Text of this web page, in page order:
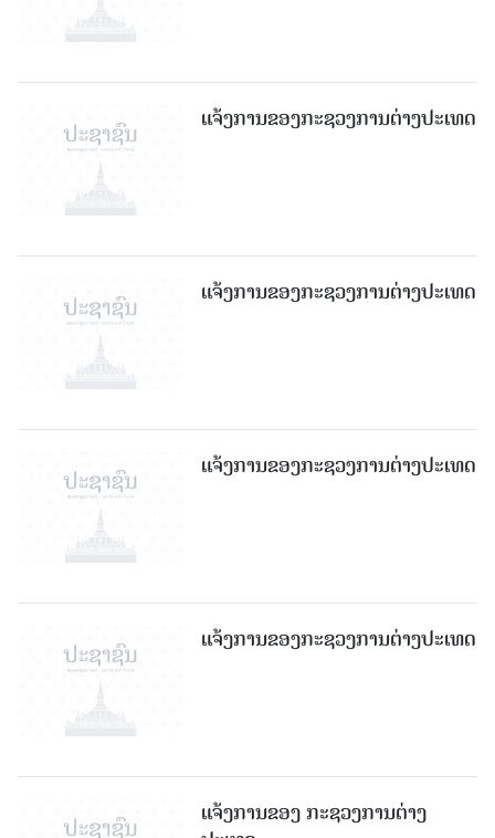
ແຈ້ງການຂອງກະຊວງການຕ່າງປະເທດ
ແຈ້ງການຂອງກະຊວງການຕ່າງປະເທດ
ແຈ້ງການຂອງກະຊວງການຕ່າງປະເທດ
ແຈ້ງການຂອງກະຊວງການຕ່າງປະເທດ
ແຈ້ງການຂອງ ກະຊວງການຕ່າງ